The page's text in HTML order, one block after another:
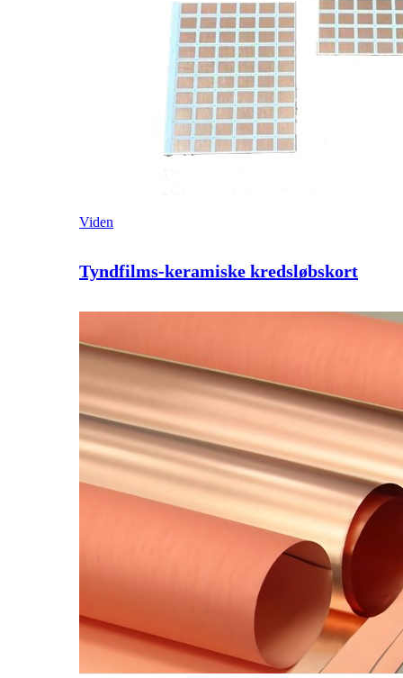
Viden
Tyndfilms-keramiske kredsløbskort